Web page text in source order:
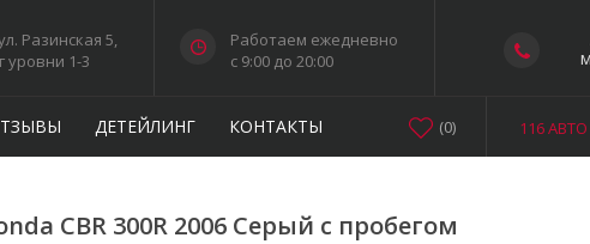
Разинская 5,
уровни 1-3
Работаем ежедневно
c 9:00 до 20:00
ДЕТЕЙЛИНГ КОНТАКТЫ 116
(0)
CBR 300R 2006 Серый с пробегом